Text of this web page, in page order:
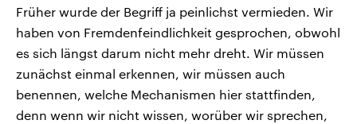
Früher wurde der Begriff ja peinlichst vermieden. Wir
haben von Fremdenfeindlichkeit gesprochen, obwohl
es sich längst darum nicht mehr dreht. Wir müssen
zunächst einmal erkennen, wir müssen auch
benennen, welche Mechanismen hier stattfinden,
denn wenn wir nicht wissen, worüber wir sprechen,